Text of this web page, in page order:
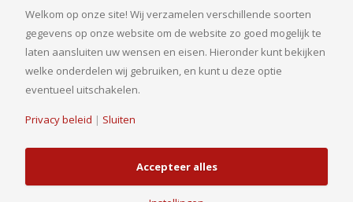
samengesteld mogelijk. Of u nu een onderneming wilt starten met een
goed financieel plan, uw bedrijf wilt uitbreiden op basis van gedegen
cijfers, uw jaarcijfers samengesteld wilt hebben of een helder advies
nodig heeft, bij ons bent u aan het goede adres.
Welkom op onze site! Wij verzamelen verschillende soorten
gegevens op onze website om de website zo goed mogelijk te
laten aansluiten uw wensen en eisen. Hieronder kunt bekijken
welke onderdelen wij gebruiken, en kunt u deze optie
eventueel uitschakelen.
Privacy beleid | Sluiten
Accepteer alles